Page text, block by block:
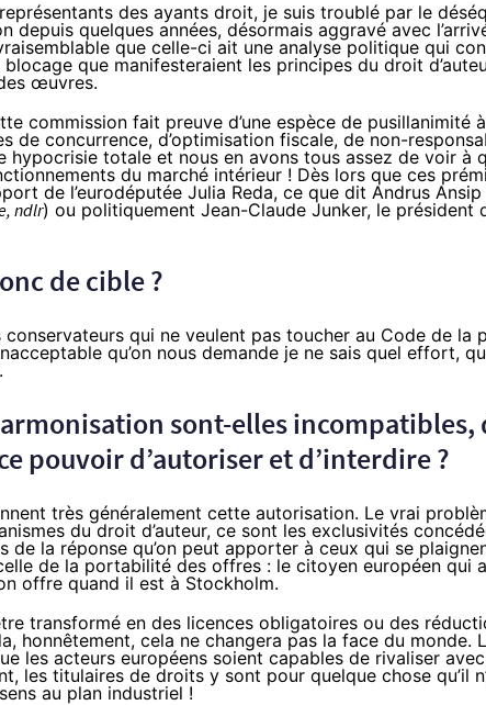
des ayants droit, je suis troublé par le
depuis quelques années, désormais aggravé avec
que celle-ci ait une analyse politique qui
que manifesteraient les principes du droit
œuvres.
commission fait preuve d’une espèce de pusillanimité à
de concurrence, d’optimisation fiscale, de non-
hypocrisie totale et nous en avons tous assez de voir à
du marché intérieur ! Dès lors que ces
de l’eurodéputée Julia Reda, ce que dit Andrus Ansip
ndlr) ou politiquement Jean-Claude Junker, le président
de cible ?
qui ne veulent pas toucher au Code de la
qu’on nous demande je ne sais quel effort,
sont-elles incompatibles,
pouvoir d’autoriser et d’interdire ?
très généralement cette autorisation. Le vrai
du droit d’auteur, ce sont les exclusivités
de la réponse qu’on peut apporter à ceux qui se
de la portabilité des offres : le citoyen européen qui
offre quand il est à Stockholm.
transformé en des licences obligatoires ou des
honnêtement, cela ne changera pas la face du monde.
les acteurs européens soient capables de rivaliser
les titulaires de droits y sont pour quelque chose qu’il
au plan industriel !